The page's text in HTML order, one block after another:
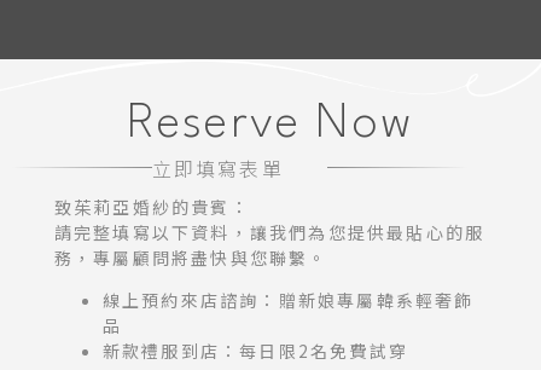
Reserve Now
立即填寫表單
致茱莉亞婚紗的貴賓：
請完整填寫以下資料，讓我們為您提供最貼心的服
務，專屬顧問將盡快與您聯繫。
線上預約來店諮詢：贈新娘專屬韓系輕奢飾
品
新款禮服到店：每日限2名免費試穿